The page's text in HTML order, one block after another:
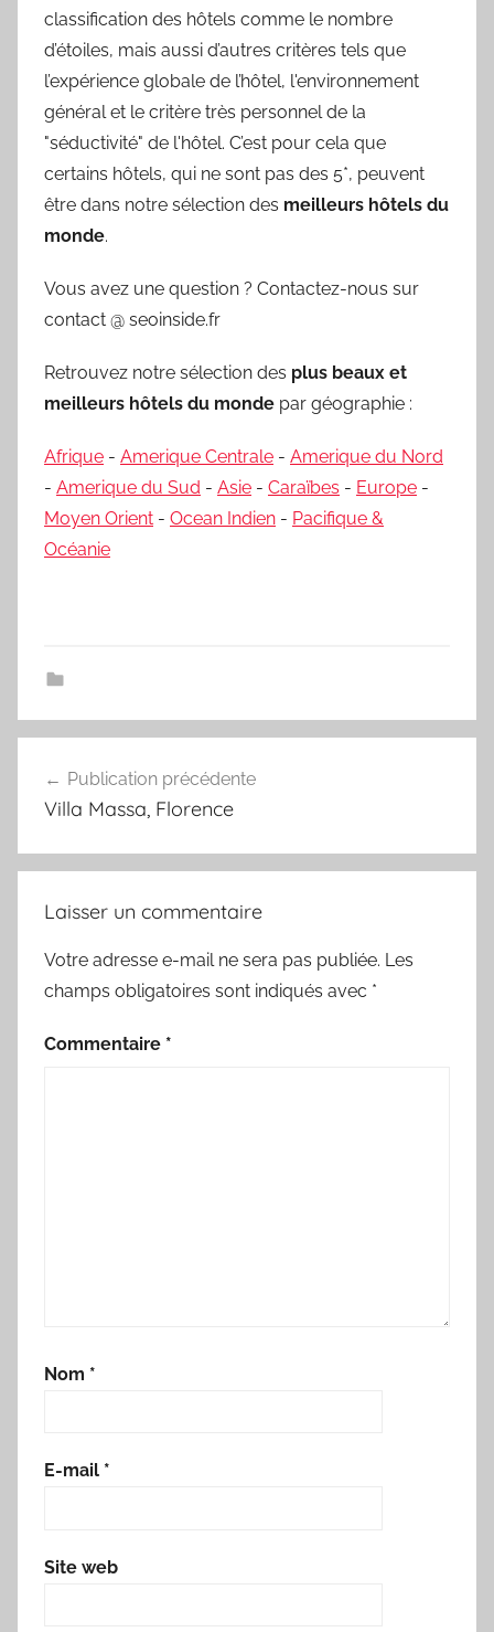
classification des hôtels comme le nombre
d’étoiles, mais aussi d’autres critères tels que
l’expérience globale de l’hôtel, l'environnement
général et le critère très personnel de la
"séductivité" de l'hôtel. C’est pour cela que
certains hôtels, qui ne sont pas des 5*, peuvent
être dans notre sélection des meilleurs hôtels du
monde.
Vous avez une question ? Contactez-nous sur
contact @ seoinside.fr
Retrouvez notre sélection des plus beaux et
meilleurs hôtels du monde par géographie :
Afrique - Amerique Centrale - Amerique du Nord
- Amerique du Sud - Asie - Caraïbes - Europe -
Moyen Orient - Ocean Indien - Pacifique &
Océanie
de
Publication précédente
Villa Massa, Florence
Laisser un commentaire
Votre adresse e-mail ne sera pas publiée. Les
champs obligatoires sont indiqués avec *
Commentaire *
Nom *
E-mail *
Site web